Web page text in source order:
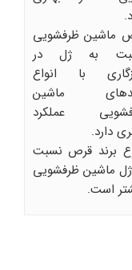
ماشین ظرفشویی
به ژل در
با انواع
ماشین
عملکرد
دارد.
برند قرص نسبت
ماشین ظرفشویی
است.